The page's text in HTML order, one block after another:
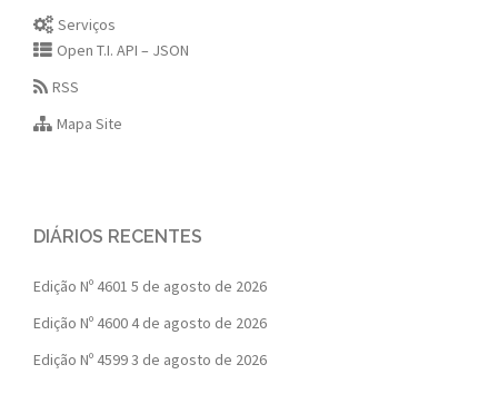
Serviços
Open T.I. API – JSON
RSS
Mapa Site
DIÁRIOS RECENTES
Edição Nº 4601 5 de agosto de 2026
Edição Nº 4600 4 de agosto de 2026
Edição Nº 45993 de agosto de 2026